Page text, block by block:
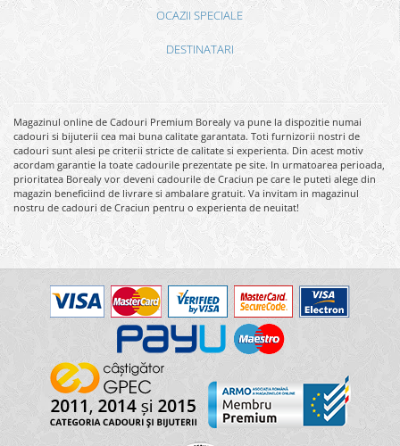
OCAZII SPECIALE
DESTINATARI
Magazinul online de Cadouri Premium Borealy va pune la dispozitie numai
cadouri si bijuterii cea mai buna calitate garantata. Toti furnizorii nostri de
cadouri sunt alesi pe criterii stricte de calitate si experienta. Din acest motiv
acordam garantie la toate cadourile prezentate pe site. In urmatoarea perioada,
prioritatea Borealy vor deveni cadourile de Craciun pe care le puteti alege din
magazin beneficiind de livrare si ambalare gratuit. Va invitam in magazinul
nostru de cadouri de Craciun pentru o experienta de neuitat!